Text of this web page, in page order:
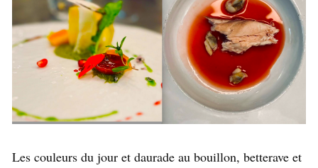
Les couleurs du jour et daurade au bouillon, betterave et